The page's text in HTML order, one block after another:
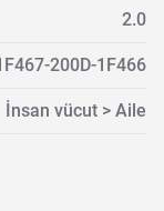
2.0
200D-1F466
İnsan vücut > Aile